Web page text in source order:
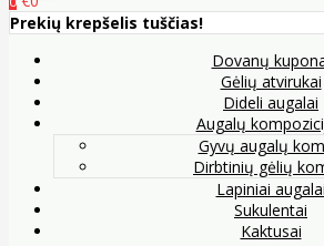
Prekių krepšelis tuščias!
Dovanų
Gėlių atvirukai
Dideli augalai
Augalų
Gyvų augalų
Dirbtinių gėlių
Lapiniai augalai
Sukulentai
Kaktusai